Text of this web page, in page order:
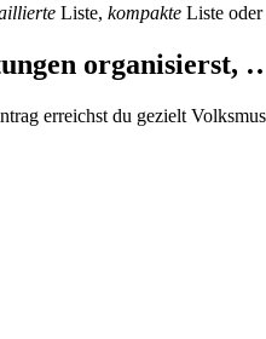
Liste, kompakte Liste oder
organisierst,
erreichst du gezielt